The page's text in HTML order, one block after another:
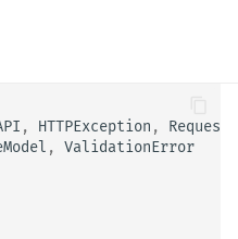
, HTTPException ,
Request
, ValidationError